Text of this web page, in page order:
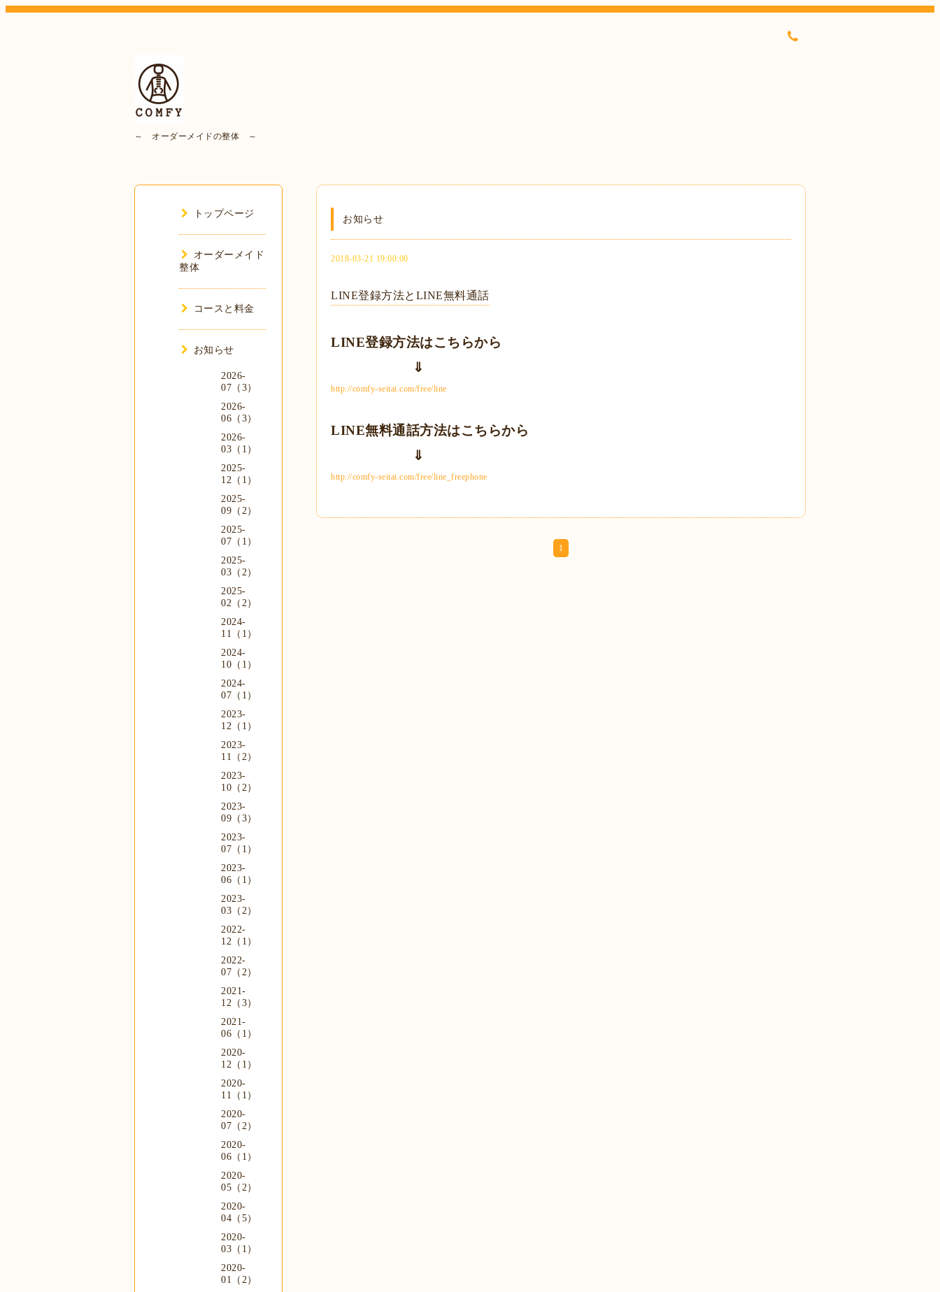
～ オーダーメイドの整体 ～
お知らせ
2018-03-21 19:00:00
LINE登録方法とLINE無料通話
LINE登録方法はこちらから
⇓
http://comfy-seitai.com/free/line
LINE無料通話方法はこちらから
⇓
http://comfy-seitai.com/free/line_freephone
1
トップページ
オーダーメイド
整体
コースと料金
お知らせ
2026-
07（3）
2026-
06（3）
2026-
03（1）
2025-
12（1）
2025-
09（2）
2025-
07（1）
2025-
03（2）
2025-
02（2）
2024-
11（1）
2024-
10（1）
2024-
07（1）
2023-
12（1）
2023-
11（2）
2023-
10（2）
2023-
09（3）
2023-
07（1）
2023-
06（1）
2023-
03（2）
2022-
12（1）
2022-
07（2）
2021-
12（3）
2021-
06（1）
2020-
12（1）
2020-
11（1）
2020-
07（2）
2020-
06（1）
2020-
05（2）
2020-
04（5）
2020-
03（1）
2020-
01（2）